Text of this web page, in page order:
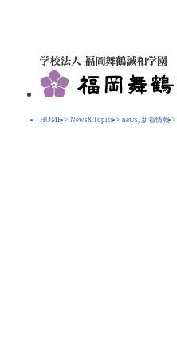
HOME> News&Topics> news, 新着情報>